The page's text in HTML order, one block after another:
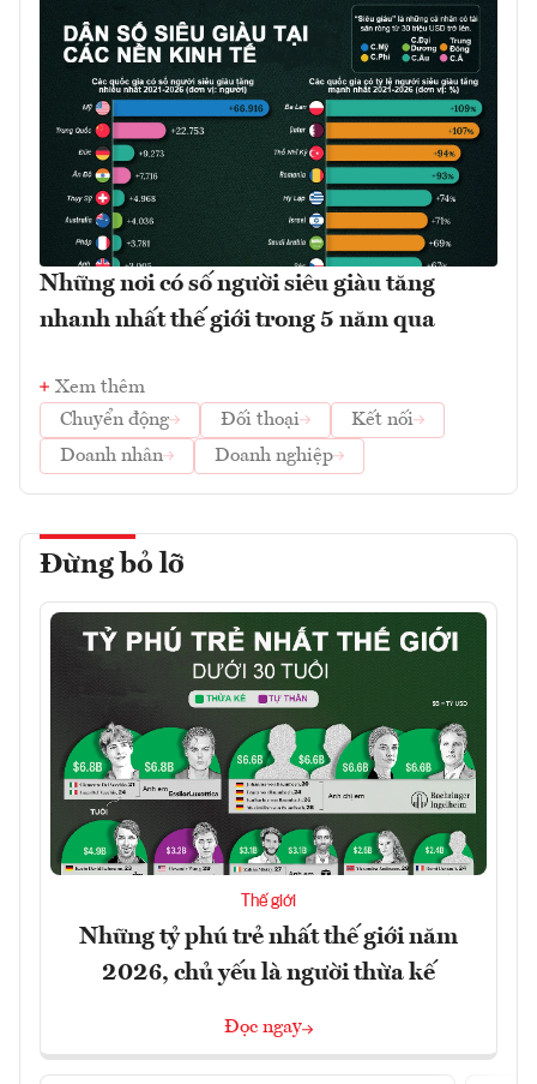
Những nơi có số người siêu giàu tăng
nhanh nhất thế giới trong 5 năm qua
Xem thêm
Chuyển động
Đối thoại
Kết nối
Doanh nhân
Doanh nghiệp
Đừng bỏ lỡ
Thế giới
Những tỷ phú trẻ nhất thế giới năm
2026, chủ yếu là người thừa kế
Đọc ngay